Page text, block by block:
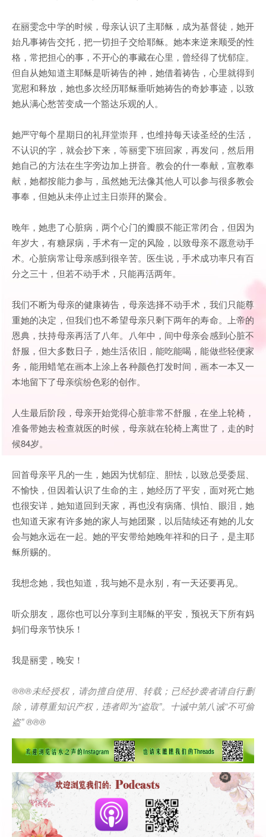
在丽雯念中学的时候，母亲认识了主耶稣，成为基督徒，她开
始凡事祷告交托，把一切担子交给耶稣。她本来逆来顺受的性
格，常把担心的事，不开心的事藏在心里，曾经得了忧郁症。
但自从她知道主耶稣是听祷告的神，她借着祷告，心里就得到
宽慰和释放，她也多次经历耶稣垂听她祷告的奇妙事迹，以致
她从满心愁苦变成一个豁达乐观的人。
她严守每个星期日的礼拜堂崇拜，也维持每天读圣经的生活，
不认识的字，就会抄下来，等丽雯下班回家，再发问，然后用
她自己的方法在生字旁边加上拼音。教会的什一奉献，宣教奉
献，她都按能力参与，虽然她无法像其他人可以参与很多教会
事奉，但她从未停止过主日崇拜的聚会。
晚年，她患了心脏病，两个心门的瓣膜不能正常闭合，但因为
年岁大，有糖尿病，手术有一定的风险，以致母亲不愿意动手
术。心脏病常让母亲感到很辛苦。医生说，手术成功率只有百
分之三十，但若不动手术，只能再活两年。
我们不断为母亲的健康祷告，母亲选择不动手术，我们只能尊
重她的决定，但我们也不希望母亲只剩下两年的寿命。上帝的
恩典，扶持母亲再活了八年。八年中，间中母亲会感到心脏不
舒服，但大多数日子，她生活依旧，能吃能喝，能做些轻便家
务，能用蜡笔在画本上涂上各种颜色打发时间，画本一本又一
本地留下了母亲缤纷色彩的创作。
人生最后阶段，母亲开始觉得心脏非常不舒服，在坐上轮椅，
准备带她去检查就医的时候，母亲就在轮椅上离世了，走的时
候84岁。
回首母亲平凡的一生，她因为忧郁症、胆怯，以致总受委屈、
不愉快，但因着认识了生命的主，她经历了平安，面对死亡她
也很安详，她知道回到天家，再也没有病痛、惧怕、眼泪，她
也知道天家有许多她的家人与她团聚，以后陆续还有她的儿女
会与她永远在一起。她的平安带给她晚年祥和的日子，是主耶
稣所赐的。
我想念她，我也知道，我与她不是永别，有一天还要再见。
听众朋友，愿你也可以分享到主耶稣的平安，预祝天下所有妈
妈们母亲节快乐！
我是丽雯，晚安！
®®®未经授权，请勿擅自使用、转载；已经抄袭者请自行删
除，请尊重知识产权，违者即为“盗取”。十诫中第八诫“不可偷
盗” ®®®